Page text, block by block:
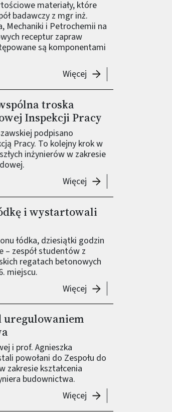
materiały, które
badawczy z mgr inż.
Mechaniki i Petrochemii na
receptur zapraw
są komponentami
Więcej Zamknięty obieg w
troska
Inspekcji Pracy
podpisano
Pracy. To kolejny krok w
inżynierów w zakresie
Więcej Bezpieczeństwo w
i wystartowali
łódka, dziesiątki godzin
zespół studentów z
regatach betonowych
miejscu.
Więcej Studenci PW
uregulowaniem
i prof. Agnieszka
powołani do Zespołu do
zakresie kształcenia
budownictwa.
Więcej Naukowcy z PW